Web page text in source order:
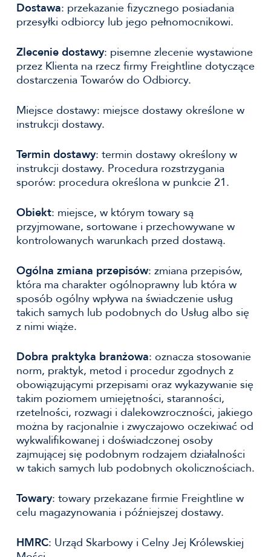
Dostawa: przekazanie fizycznego posiadania
przesyłki odbiorcy lub jego pełnomocnikowi.
Zlecenie dostawy: pisemne zlecenie wystawione
przez Klienta na rzecz firmy Freightline dotyczące
dostarczenia Towarów do Odbiorcy.
Miejsce dostawy: miejsce dostawy określone w
instrukcji dostawy.
Termin dostawy: termin dostawy określony w
instrukcji dostawy. Procedura rozstrzygania
sporów: procedura określona w punkcie 21.
Obiekt: miejsce, w którym towary są
przyjmowane, sortowane i przechowywane w
kontrolowanych warunkach przed dostawą.
Ogólna zmiana przepisów: zmiana przepisów,
która ma charakter ogólnoprawny lub która w
sposób ogólny wpływa na świadczenie usług
takich samych lub podobnych do Usług albo się
z nimi wiąże.
Dobra praktyka branżowa: oznacza stosowanie
norm, praktyk, metod i procedur zgodnych z
obowiązującymi przepisami oraz wykazywanie się
takim poziomem umiejętności, staranności,
rzetelności, rozwagi i dalekowzroczności, jakiego
można by racjonalnie i zwyczajowo oczekiwać od
wykwalifikowanej i doświadczonej osoby
zajmującej się podobnym rodzajem działalności
w takich samych lub podobnych okolicznościach.
Towary: towary przekazane firmie Freightline w
celu magazynowania i późniejszej dostawy.
HMRC: Urząd Skarbowy i Celny Jej Królewskiej